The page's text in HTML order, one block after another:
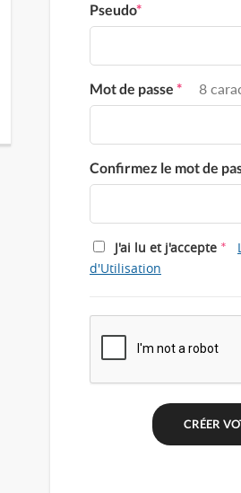
Pseudo*
Mot de passe * 8
Confirmez le mot de
J'ai lu et j'accepte *
d'Utilisation